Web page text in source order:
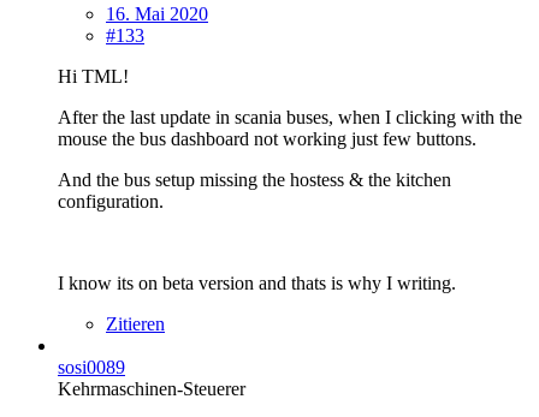
16. Mai 2020
#133
Hi TML!
After the last update in scania buses, when I clicking with the
mouse the bus dashboard not working just few buttons.
And the bus setup missing the hostess & the kitchen
configuration.
I know its on beta version and thats is why I writing.
Zitieren
sosi0089
Kehrmaschinen-Steuerer